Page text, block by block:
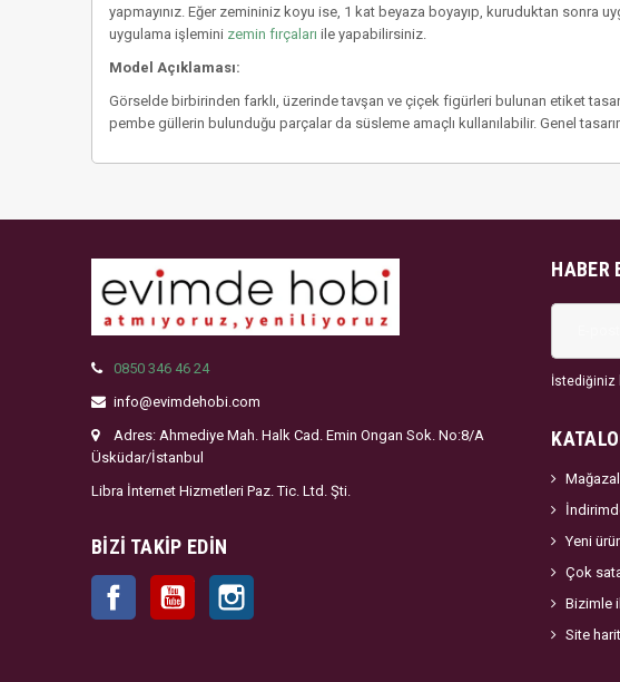
yapmayınız. Eğer zemininiz koyu ise, 1 kat beyaza boyayıp, kuruduktan sonra
uygulama işlemini zemin fırçaları ile yapabilirsiniz.
Model Açıklaması:
Görselde birbirinden farklı, üzerinde tavşan ve çiçek figürleri bulunan etiket
pembe güllerin bulunduğu parçalar da süsleme amaçlı kullanılabilir. Genel
0850 346 46 24
info@evimdehobi.com
Adres: Ahmediye Mah. Halk Cad. Emin Ongan Sok. No:8/A
Üsküdar/İstanbul
Libra İnternet Hizmetleri Paz. Tic. Ltd. Şti.
BIZI TAKIP EDIN
Facebook YouTube
HABER
İstediğiniz
Yeni
Çok
Bizimle
Site